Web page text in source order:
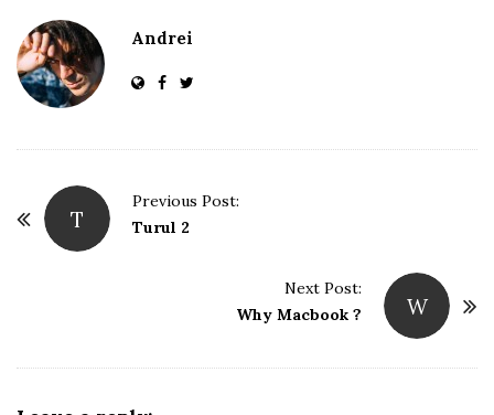
Andrei
T
Previous Post:
Turul 2
W
Next Post:
Why Macbook ?